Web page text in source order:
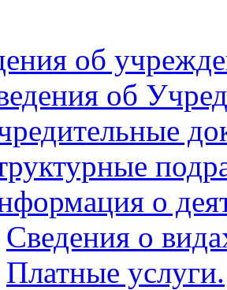
об
об
о
Сведения о
Платные услуги.